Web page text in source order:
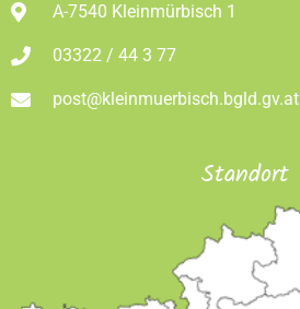
A-7540 Kleinmürbisch 1
03322 / 44 3 77
post@kleinmuerbisch.bgld.gv.at
Standort